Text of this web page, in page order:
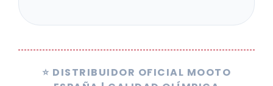
⭐ DISTRIBUIDOR OFICIAL MOOTO